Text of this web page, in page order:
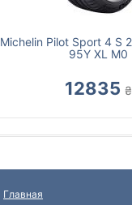
Michelin Pilot Sport 4 S
95Y XL M0
12835 ₴
Главная